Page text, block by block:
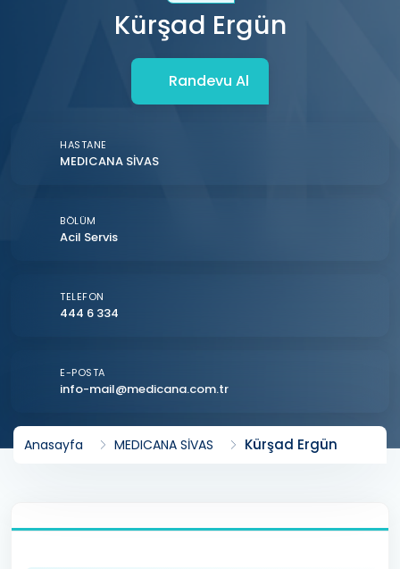
Kürşad Ergün
Randevu Al
HASTANE
MEDICANA SİVAS
BÖLÜM
Acil Servis
TELEFON
444 6 334
E-POSTA
info-mail@medicana.com.tr
Anasayfa MEDICANA SİVAS Kürşad Ergün